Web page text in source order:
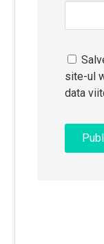
site-ul
data